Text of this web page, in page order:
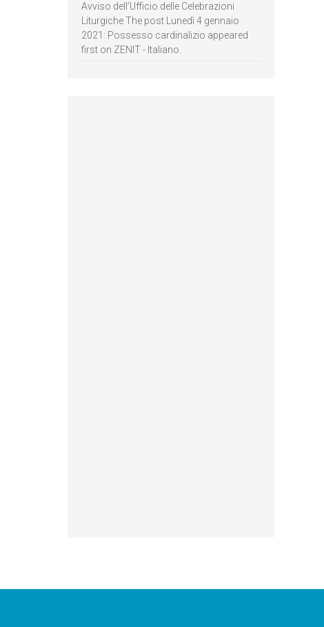
Avviso dell’Ufficio delle Celebrazioni
Liturgiche The post Lunedì 4 gennaio
2021: Possesso cardinalizio appeared
first on ZENIT - Italiano.